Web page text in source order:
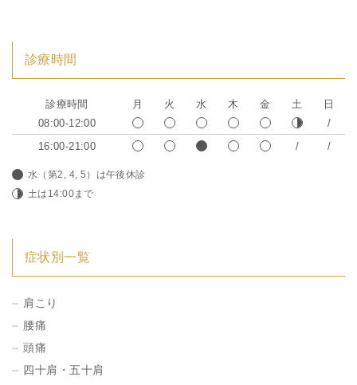
診療時間
診療時間 月 火 水 木 金 土
日
08:00-12:00
16:00-21:00
水（第2, 4, 5）は午後休診
土は14:00まで
症状別一覧
肩こり
腰痛
頭痛
四十肩・五十肩